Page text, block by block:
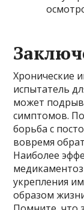
Хронические
испытатель
может
симптомов.
борьба с
вовремя
Наиболее
укрепления
образом